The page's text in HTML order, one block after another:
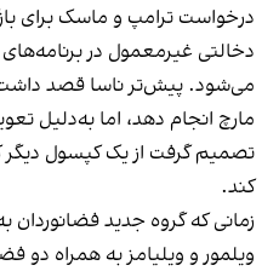
درخواست ترامپ و ماسک برای
دخالتی غیرمعمول در
مارچ انجام دهد، اما به‌دلیل
تصمیم گرفت از یک کپسول دیگر
کند.
زمانی که گروه جدید فضانوردان
ویلمور و ویلیامز به همراه دو